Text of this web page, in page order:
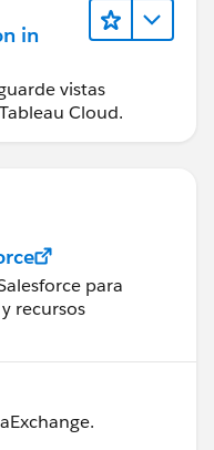
in
datosvistas
Cloud.
para
recursos